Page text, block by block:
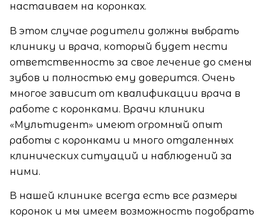
настаиваем на коронках.
В этом случае родители должны выбрать
клинику и врача, который будет нести
ответственность за свое лечение до смены
зубов и полностью ему доверится. Очень
многое зависит от квалификации врача в
работе с коронками. Врачи клиники
«Мультидент» имеют огромный опыт
работы с коронками и много отдаленных
клинических ситуаций и наблюдений за
ними.
В нашей клинике всегда есть все размеры
коронок и мы имеем возможность подобрать